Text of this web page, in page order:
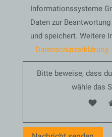
Informationssysteme
Daten zur
und speichert. Weitere
Datenschutzerklärung
Bitte beweise, dass
wähle das